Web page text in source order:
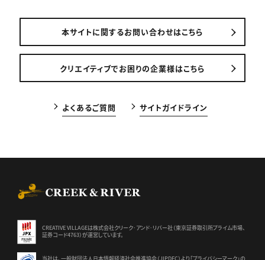
本サイトに関するお問い合わせはこちら
クリエイティブでお困りの企業様はこちら
よくあるご質問 サイトガイドライン
CREATIVE VILLAGEは株式会社クリーク･アンド･リバー社（東京証券取引所プライム市場、
証券コード4763）が運営しています。